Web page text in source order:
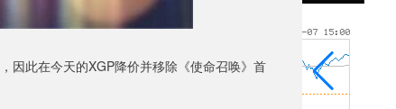
因此在今天的XGP降价并移除《使命召唤》首